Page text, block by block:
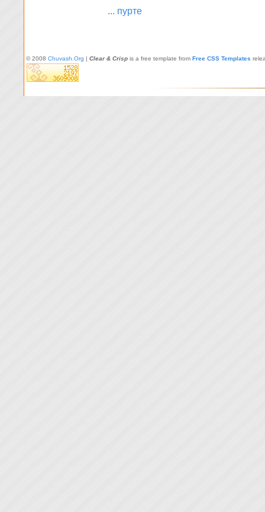
... пурте
© 2008 Chuvash.Org | Clear & Crisp is a free template from Free CSS Templates